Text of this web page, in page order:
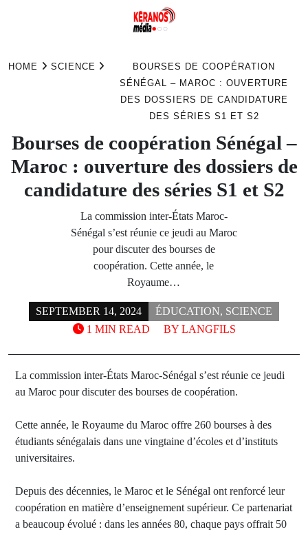
HOME SCIENCE
BOURSES DE COOPÉRATION
SÉNÉGAL – MAROC : OUVERTURE
DES DOSSIERS DE CANDIDATURE
DES SÉRIES S1 ET S2
Bourses de coopération Sénégal –
Maroc : ouverture des dossiers de
candidature des séries S1 et S2
La commission inter-États Maroc-
Sénégal s’est réunie ce jeudi au Maroc
pour discuter des bourses de
coopération. Cette année, le
Royaume…
SEPTEMBER 14, 2024 ÉDUCATION, SCIENCE
BY LANGFILS
1 MIN READ
La commission inter-États Maroc-Sénégal s’est réunie ce jeudi
au Maroc pour discuter des bourses de coopération.
Cette année, le Royaume du Maroc offre 260 bourses à des
étudiants sénégalais dans une vingtaine d’écoles et d’instituts
universitaires.
Depuis des décennies, le Maroc et le Sénégal ont renforcé leur
coopération en matière d’enseignement supérieur. Ce partenariat
a beaucoup évolué : dans les années 80, chaque pays offrait 50